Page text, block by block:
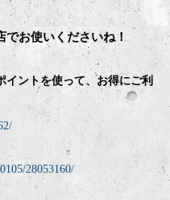
お使いくださいね！
ントを使って、お得にご利
28053160/